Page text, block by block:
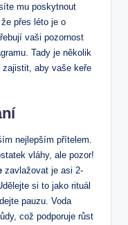
mu poskytnout
přes léto je o
vaši pozornost
Tady je několik
aby vaše keře
nejlepším přítelem.
vláhy, ale pozor!
zavlažovat je asi 2-
si to jako rituál
pauzu. Voda
což podporuje růst